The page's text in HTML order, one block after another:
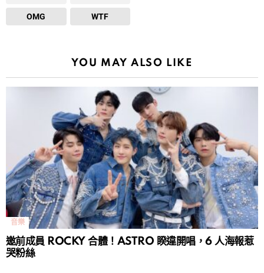
OMG WTF
YOU MAY ALSO LIKE
音樂
邀前成員 ROCKY 合體！ASTRO 睽違開唱，6 人海報惹
哭粉絲